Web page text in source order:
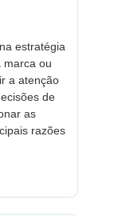
estratégia
marca ou
a atenção
de
as
razões